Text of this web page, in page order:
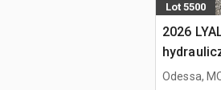
Lot 5500
2026
Odessa,